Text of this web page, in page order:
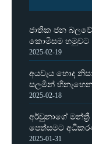
ජාතික ජන
කොමිසම හමුවට
2025-02-19
අයවැය හොද
සලමින්
2025-02-18
අර්චුනාගේ
පෙත්සමට
2025-01-31